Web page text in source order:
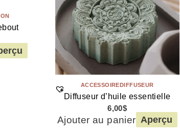
ACCESSOIREDIFFUSEUR
Diffuseur d’huile essentielle
6,00$
Ajouter au panier Aperçu